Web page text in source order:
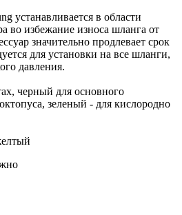
устанавливается в области
во избежание износа шланга от
значительно продлевает срок
для установки на все шланги,
давления.
черный для основного
зеленый - для кислородно